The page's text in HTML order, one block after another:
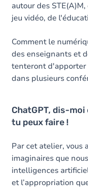
autour des
jeu vidéo, de
Comment le
des enseignants et
tenteront d'apporter
dans plusieurs
ChatGPT, dis-
tu peux faire !
Par cet atelier, vous
imaginaires que
intelligences
et l’appropriation